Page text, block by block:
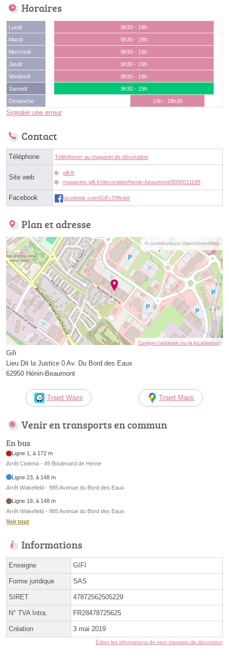
Horaires
Lundi
9h30 - 19h
Mardi
9h30 - 19h
Mercredi
9h30 - 19h
Jeudi
9h30 - 19h
Vendredi
9h30 - 19h
Samedi
9h30 - 19h
Dimanche
14h - 18h30
Signaler une erreur
Contact
Téléphone Téléphoner au magasin de décoration
Site web
gifi.fr
magasins.gifi.fr/decoration/henin-beaumont/0000011188
Facebook facebook.com/GiFi.Officiel/
Plan et adresse
© contributeurs OpenStreetMap
Corriger l’adresse ou la localisation
Gifi
Lieu Dit la Justice 0 Av. Du Bord des Eaux
62950 Hénin-Beaumont
Trajet Waze Trajet Maps
Venir en transports en commun
En bus
Ligne 1, à 172 m
Arrêt Cinéma - 49 Boulevard de Herne
Ligne 23, à 148 m
Arrêt Wakefield - 985 Avenue du Bord des Eaux
Ligne 19, à 148 m
Arrêt Wakefield - 985 Avenue du Bord des Eaux
Voir tout
Informations
Enseigne GIFI
Forme juridique SAS
SIRET 47872562505229
N° TVA Intra. FR28478725625
Création 3 mai 2019
Éditer les informations de mon magasin de décoration